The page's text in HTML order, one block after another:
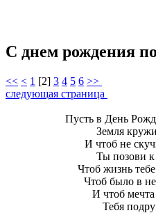
С днем рождения
<< < 1 [2] 3 4 5 6 >>
следующая страница
Пусть в День
Земля
И чтоб не
Ты позови к
Чтоб жизнь
Чтоб было в
И чтоб
Тебя